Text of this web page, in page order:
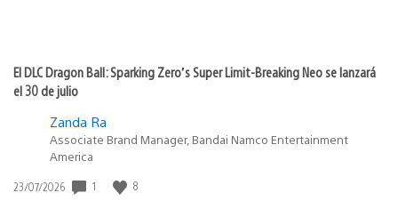
El DLC Dragon Ball: Sparking Zero’s Super Limit-Breaking Neo se lanzará
el 30 de julio
Zanda Ra
Associate Brand Manager, Bandai Namco Entertainment
America
Fecha
23/07/2026 1 8